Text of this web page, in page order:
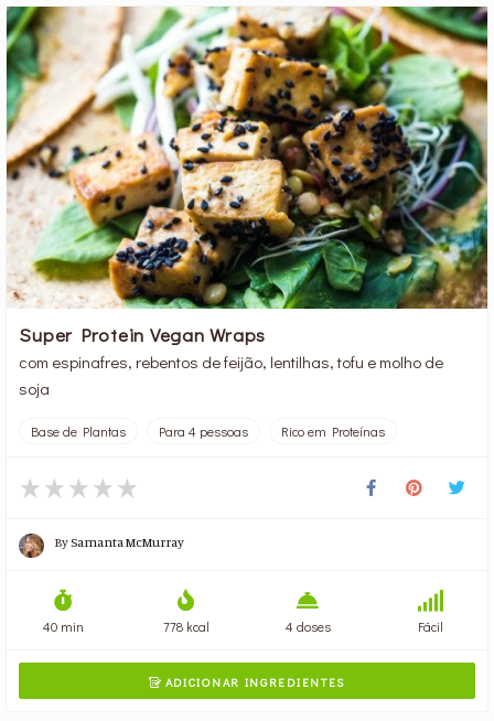
Super Protein Vegan Wraps
com espinafres, rebentos de feijão, lentilhas, tofu e molho de
soja
Base de Plantas Para 4 pessoas Rico em Proteínas
BySamanta McMurray
40 min 778 kcal 4 doses Fácil
ADICIONAR INGREDIENTES